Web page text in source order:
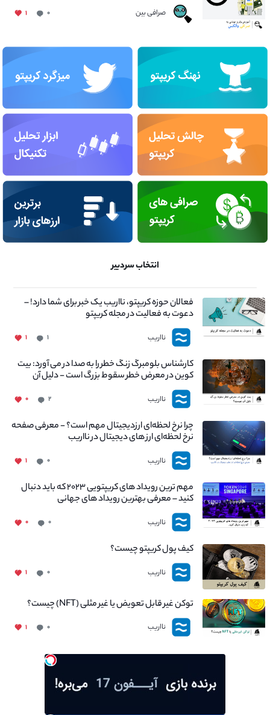
صرافی بین ۰ ۱
انتخاب سردبیر
فعالان حوزه کریپتو، نااریب یک خبر برای شما دارد! –
دعوت به فعالیت در مجله کریپتو
نااریب ۱ ۱
کارشناس بلومبرگ زنگ خطر را به صدا در می آورد: بیت
کوین در معرض خطر سقوط بزرگ است - دلیل آن
چیست؟
نااریب ۲ ۰
چرا نرخ لحظه‌ای ارزدیجیتال مهم است؟ - معرفی صفحه
نرخ لحظه‌ای ارز های دیجیتال در نااریب
نااریب ۰ ۱
مهم ترین رویداد های کریپتویی ۲۰۲۳ که باید دنبال
کنید – معرفی بهترین رویداد های جهانی
نااریب ۰ ۰
کیف پول کریپتو چیست؟
نااریب ۰ ۱
توکن غیر قابل تعویض یا غیر مثلی (NFT) چیست؟
نااریب ۰ ۱